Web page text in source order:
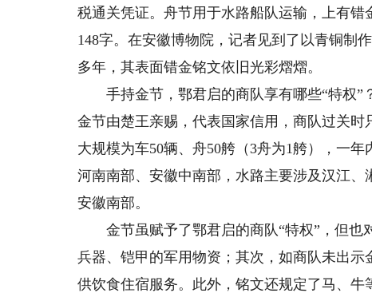
税通关凭证。舟节用于水路船队运输，上有
148字。在安徽博物院，记者见到了以青铜制
多年，其表面错金铭文依旧光彩熠熠。
手持金节，鄂君启的商队享有哪些“特权”
金节由楚王亲赐，代表国家信用，商队过关
大规模为车50辆、舟50舿（3舟为1舿），一
河南南部、安徽中南部，水路主要涉及汉江
安徽南部。
金节虽赋予了鄂君启的商队“特权”，但也
兵器、铠甲的军用物资；其次，如商队未出
供饮食住宿服务。此外，铭文还规定了马、